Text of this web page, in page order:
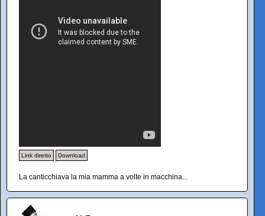
Link diretto Download
La canticchiava la mia mamma a volte in macchina...